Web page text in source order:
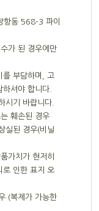
항동 568-3 파이
가 된 경우에만
를 부담하며, 고
셔야 합니다.
시기 바랍니다.
훼손된 경우
실된 경우(비닐
가치가 현저히
로 인한 표지 오
(복제가 가능한